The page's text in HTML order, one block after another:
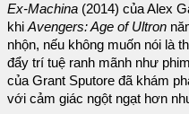
Ex-Machina (2014) của Alex
khi Avengers: Age of Ultron
nhộn, nếu không muốn nói là
đẩy trí tuệ ranh mãnh như
của Grant Sputore đã khám
với cảm giác ngột ngạt hơn